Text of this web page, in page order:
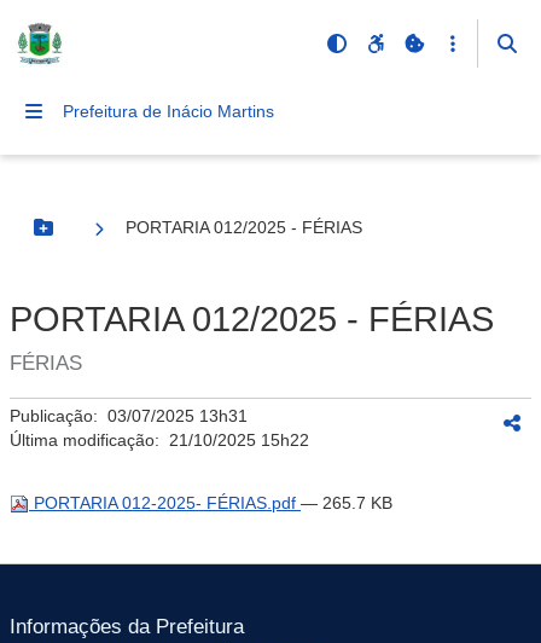
Prefeitura de Inácio Martins
Botão Menu
PORTARIA 012/2025 - FÉRIAS
PORTARIA 012/2025 - FÉRIAS
FÉRIAS
Publicação: 03/07/2025 13h31
Última modificação: 21/10/2025 15h22
PORTARIA 012-2025- FÉRIAS.pdf — 265.7 KB
Informações da Prefeitura